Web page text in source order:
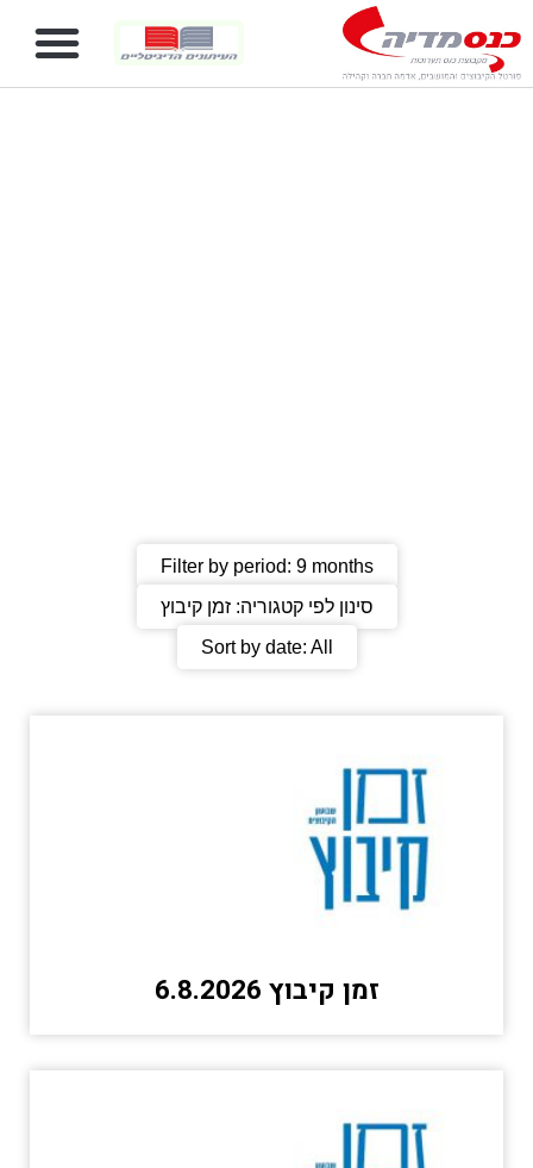
Filter by period: 9 months
סינון לפי קטגוריה:זמן קיבוץ
Sort by date: All
זמן קיבוץ 6.8.2026